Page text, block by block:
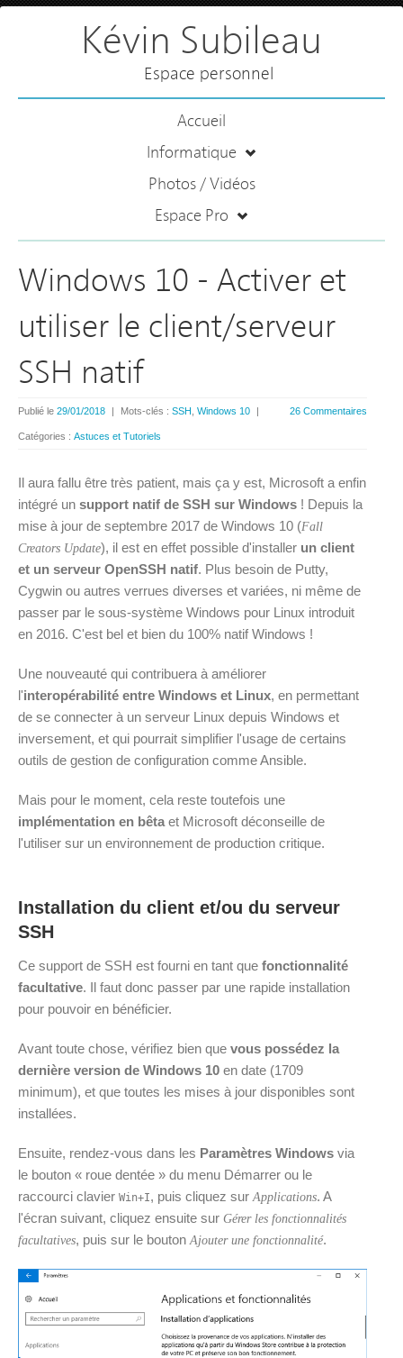
Kévin Subileau
Espace personnel
Accueil
Informatique
Photos / Vidéos
Espace Pro
Windows 10 - Activer et
utiliser le client/serveur
SSH natif
26 Commentaires
Publié le 29/01/2018 | Mots-clés : SSH Windows 10 |
Catégories : Astuces et Tutoriels
Il aura fallu être très patient, mais ça y est, Microsoft a enfin
intégré un support natif de SSH sur Windows ! Depuis la
mise à jour de septembre 2017 de Windows 10 (Fall
Creators Update), il est en effet possible d'installer un client
et un serveur OpenSSH natif. Plus besoin de Putty,
Cygwin ou autres verrues diverses et variées, ni même de
passer par le sous-système Windows pour Linux introduit
en 2016. C'est bel et bien du 100% natif Windows !
Une nouveauté qui contribuera à améliorer
l'interopérabilité entre Windows et Linux, en permettant
de se connecter à un serveur Linux depuis Windows et
inversement, et qui pourrait simplifier l'usage de certains
outils de gestion de configuration comme Ansible.
Mais pour le moment, cela reste toutefois une
implémentation en bêta et Microsoft déconseille de
l'utiliser sur un environnement de production critique.
Installation du client et/ou du serveur
SSH
Ce support de SSH est fourni en tant que fonctionnalité
facultative. Il faut donc passer par une rapide installation
pour pouvoir en bénéficier.
Avant toute chose, vérifiez bien que vous possédez la
dernière version de Windows 10 en date (1709
minimum), et que toutes les mises à jour disponibles sont
installées.
Ensuite, rendez-vous dans les Paramètres Windows via
le bouton « roue dentée » du menu Démarrer ou le
raccourci clavier Win+I, puis cliquez sur Applications. A
l'écran suivant, cliquez ensuite sur Gérer les fonctionnalités
facultatives, puis sur le bouton Ajouter une fonctionnalité.